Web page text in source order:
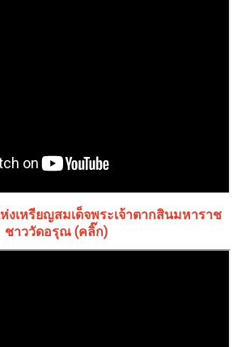
งเหรียญสมเด็จพระเจ้าตากสินมหาราช
ชาววัดอรุณ (คลิ๊ก)